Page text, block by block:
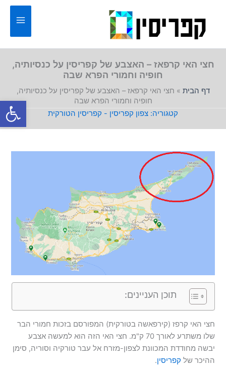
פתח
חצי האי קרפאז – האצבע של קפריסין על כנסיותיה,
חופיה וחמורי הפרא שבה
דף הבית » חצי האי קרפאז – האצבע של קפריסין על כנסיותיה,
חופיה וחמורי הפרא שבה
צפון קפריסין - קפריסין הטורקית
תוכן העניינים:
חצי האי קרפז (קירפאשה בטורקית) המפורסם בזכות חמורי הבר
שלו משתרע לאורך 70 ק"מ. חצי האי הזה הוא למעשה אצבע
יבשה מחודדת המכוונת לצפון-מזרח אל עבר טורקיה וסוריה, סימן
ההיכר של קפריסין.